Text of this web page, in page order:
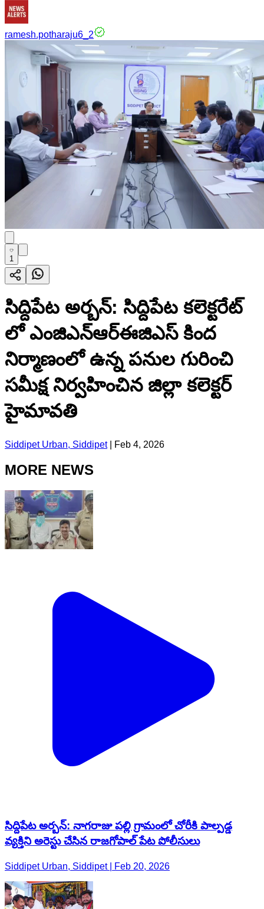
ramesh.potharaju6_2
1
సిద్దిపేట అర్బన్: సిద్దిపేట కలెక్టరేట్
లో ఎంజిఎన్ఆర్ఈజిఎస్ కింద
నిర్మాణంలో ఉన్న పనుల గురించి
సమీక్ష నిర్వహించిన జిల్లా కలెక్టర్
హైమావతి
Siddipet Urban, Siddipet| Feb 4, 2026
MORE NEWS
సిద్దిపేట అర్బన్: నాగరాజు పల్లి గ్రామంలో చోరీకి పాల్పడ్డ
వ్యక్తిని అరెస్టు చేసిన రాజగోపాల్ పేట పోలీసులు
Siddipet Urban, Siddipet | Feb 20, 2026